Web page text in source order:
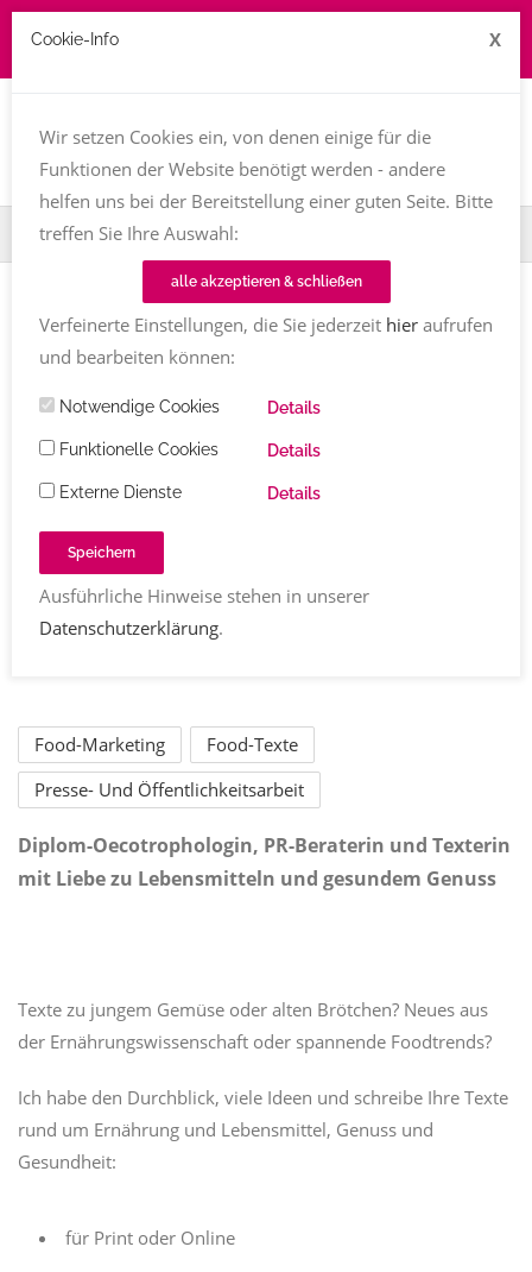
Home Fachfrauenmarkt
Food-Marketing
Food-Texte
Presse- Und Öffentlichkeitsarbeit
Diplom-Oecotrophologin, PR-Beraterin und Texterin
mit Liebe zu Lebensmitteln und gesundem Genuss
Texte zu jungem Gemüse oder alten Brötchen? Neues aus
der Ernährungswissenschaft oder spannende Foodtrends?
Ich habe den Durchblick, viele Ideen und schreibe Ihre Texte
rund um Ernährung und Lebensmittel, Genuss und
Gesundheit:
für Print oder Online
Cookie-Info X
Wir setzen Cookies ein, von denen einige für die
Funktionen der Website benötigt werden - andere
helfen uns bei der Bereitstellung einer guten Seite. Bitte
treffen Sie Ihre Auswahl:
alle akzeptieren & schließen
Verfeinerte Einstellungen, die Sie jederzeit hieraufrufen
und bearbeiten können:
Notwendige Cookies Details
Funktionelle Cookies Details
Externe Dienste Details
Speichern
Ausführliche Hinweise stehen in unserer
Datenschutzerklärung.